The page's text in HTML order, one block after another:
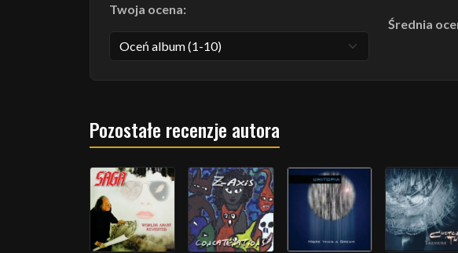
Twoja ocena:
Średnia
Pozostałe recenzje autora